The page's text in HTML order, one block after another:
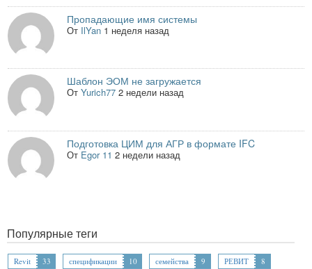
Пропадающие имя системы
От IlYan 1 неделя назад
Шаблон ЭОМ не загружается
ОтYurich77 2 недели назад
Подготовка ЦИМ для АГР в формате IFC
От Egor 11 2 недели назад
Популярные теги
Revit 33 спецификации 10 семейства 9 РЕВИТ
8